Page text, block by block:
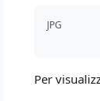
JPG
Per